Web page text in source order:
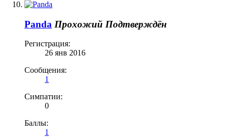
Panda Прохожий Подтверждён
Регистрация:
26 янв 2016
Сообщения:
1
Симпатии:
0
Баллы:
1